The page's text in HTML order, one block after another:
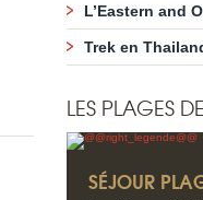
L’Eastern and
Trek en
LES PLAGES
SÉJOUR